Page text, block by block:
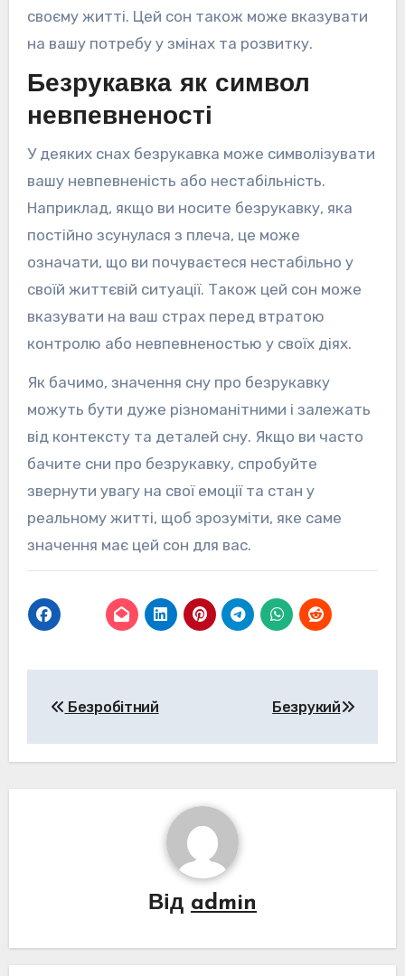
своєму житті. Цей сон також може вказувати
на вашу потребу у змінах та розвитку.
Безрукавка як символ
невпевненості
У деяких снах безрукавка може символізувати
вашу невпевненість або нестабільність.
Наприклад, якщо ви носите безрукавку, яка
постійно зсунулася з плеча, це може
означати, що ви почуваєтеся нестабільно у
своїй життєвій ситуації. Також цей сон може
вказувати на ваш страх перед втратою
контролю або невпевненостью у своїх діях.
Як бачимо, значення сну про безрукавку
можуть бути дуже різноманітними і залежать
від контексту та деталей сну. Якщо ви часто
бачите сни про безрукавку, спробуйте
звернути увагу на свої емоції та стан у
реальному житті, щоб зрозуміти, яке саме
значення має цей сон для вас.
записів
Безробітний Безрукий
Від admin